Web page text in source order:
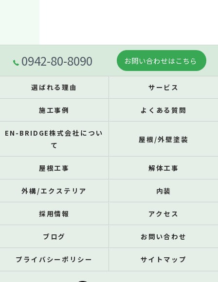
0942-80-8090 お問い合わせはこちら
選ばれる理由 サービス
施工事例 よくある質問
EN-BRIDGE株式会社につい
て
屋根/外壁塗装
屋根工事 解体工事
外構/エクステリア 内装
採用情報 アクセス
ブログ お問い合わせ
プライバシーポリシー サイトマップ